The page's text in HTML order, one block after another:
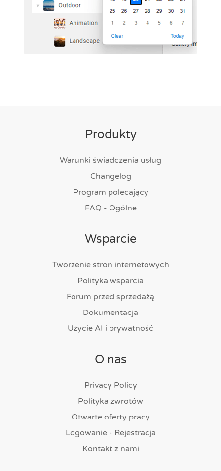
Produkty
Warunki świadczenia usług
Changelog
Program polecający
FAQ - Ogólne
Wsparcie
Tworzenie stron internetowych
Polityka wsparcia
Forum przed sprzedażą
Dokumentacja
Użycie AI i prywatność
O nas
Privacy Policy
Polityka zwrotów
Otwarte oferty pracy
Logowanie - Rejestracja
Kontakt z nami